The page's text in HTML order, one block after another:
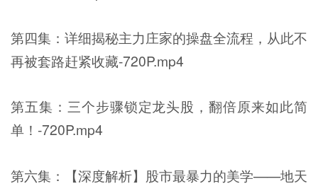
第四集：详细揭秘主力庄家的操盘全流程，从此不
再被套路赶紧收藏-720P.mp4
第五集：三个步骤锁定龙头股，翻倍原来如此简
单！-720P.mp4
第六集：【深度解析】股市最暴力的美学——地天